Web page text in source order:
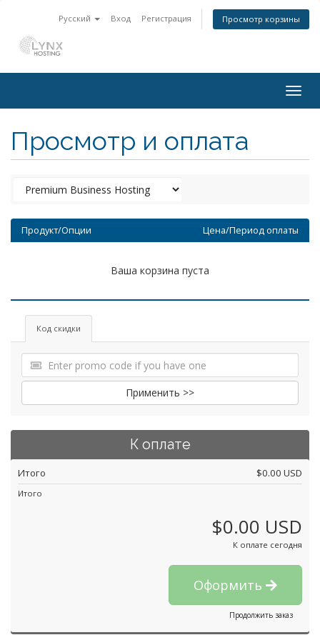
Русский Вход Регистрация Просмотр корзины
Просмотр и оплата
Продукт/Опции Цена/Период оплаты
Ваша корзина пуста
Код скидки
Применить >>
К оплате
Итого $0.00 USD
Итого
$0.00 USD
К оплате сегодня
Оформить
Продолжить заказ